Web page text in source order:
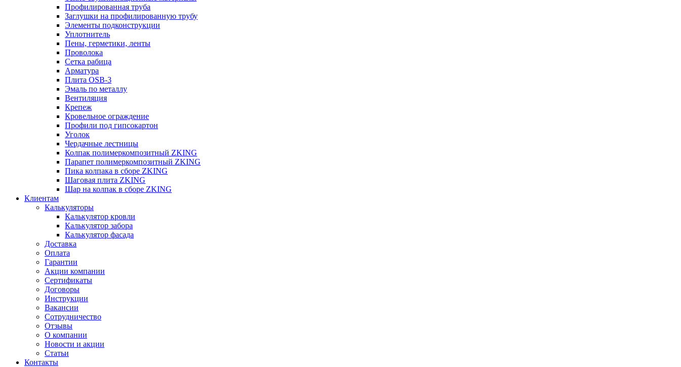
Профилированная труба
Заглушки на профилированную трубу
Элементы подконструкции
Уплотнитель
Пены, герметики, ленты
Проволока
Сетка рабица
Арматура
Плита OSB-3
Эмаль по металлу
Вентиляция
Крепеж
Кровельное ограждение
Профили под гипсокартон
Уголок
Чердачные лестницы
Колпак полимеркомпозитный ZKING
Парапет полимеркомпозитный ZKING
Пика колпака в сборе ZKING
Шаговая плита ZKING
Шар на колпак в сборе ZKING
Клиентам
Калькуляторы
Калькулятор кровли
Калькулятор забора
Калькулятор фасада
Доставка
Оплата
Гарантии
Акции компании
Сертификаты
Договоры
Инструкции
Вакансии
Сотрудничество
Отзывы
О компании
Новости и акции
Статьи
Контакты